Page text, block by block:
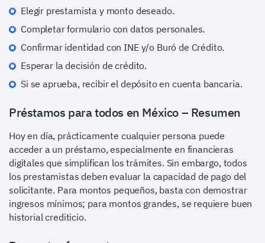
Elegir prestamista y monto deseado.
Completar formulario con datos personales.
Confirmar identidad con INE y/o Buró de Crédito.
Esperar la decisión de crédito.
Si se aprueba, recibir el depósito en cuenta bancaria.
Préstamos para todos en México – Resumen
Hoy en día, prácticamente cualquier persona puede
acceder a un préstamo, especialmente en financieras
digitales que simplifican los trámites. Sin embargo, todos
los prestamistas deben evaluar la capacidad de pago del
solicitante. Para montos pequeños, basta con demostrar
ingresos mínimos; para montos grandes, se requiere buen
historial crediticio.